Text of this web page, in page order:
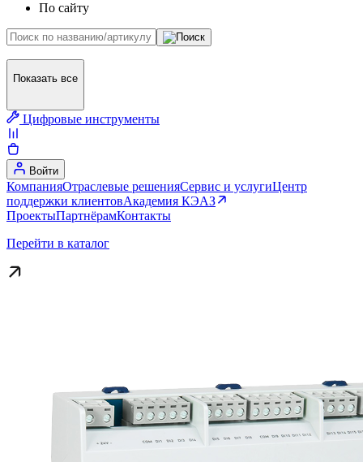
По сайту
Показать все
Цифровые инструменты
Войти
КомпанияОтраслевые решенияСервис и услугиЦентр
поддержки клиентовАкадемия КЭАЗ
ПроектыПартнёрамКонтакты
Перейти в каталог